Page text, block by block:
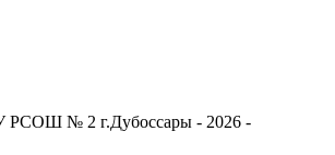
РСОШ № 2 г.Дубоссары - 2026 -